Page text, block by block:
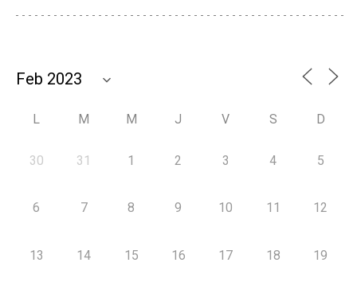
L M M J V S D
30 31 1 2 3 4 5
6 7 8 9 10 11 12
13 14 15 16 17 18 19